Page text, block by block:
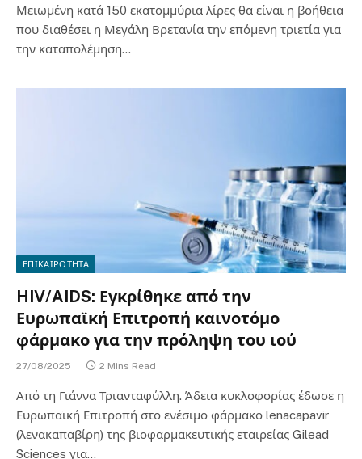
Μειωμένη κατά 150 εκατομμύρια λίρες θα είναι η βοήθεια
που διαθέσει η Μεγάλη Βρετανία την επόμενη τριετία για
την καταπολέμηση…
ΕΠΙΚΑΙΡΟΤΗΤΑ
HIV/AIDS: Εγκρίθηκε από την
Ευρωπαϊκή Επιτροπή καινοτόμο
φάρμακο για την πρόληψη του ιού
27/08/2025 2 Mins Read
Από τη Γιάννα Τριανταφύλλη. Άδεια κυκλοφορίας έδωσε η
Ευρωπαϊκή Επιτροπή στο ενέσιμο φάρμακο lenacapavir
(λενακαπαβίρη) της βιοφαρμακευτικής εταιρείας Gilead
Sciences για…